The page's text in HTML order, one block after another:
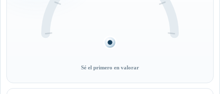
Sé el primero en valorar